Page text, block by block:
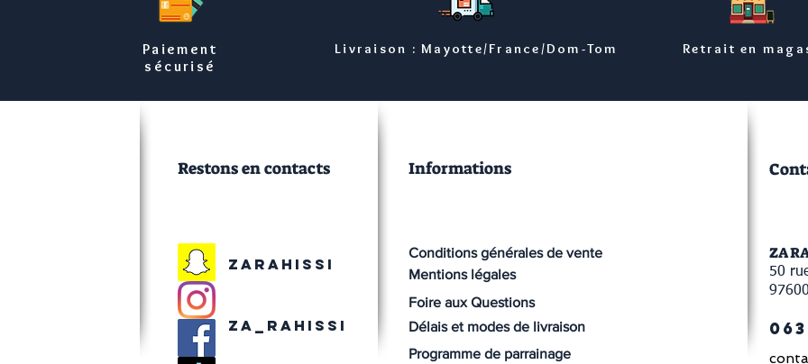
Paiement
sécurisé
Livraison : Mayotte/France/Dom-Tom Retrait en
Conditions générales de vente
Restons en contacts
Zarahissi
Mentions légales
Informations
Foire aux Questions
Délais et modes de livraison
Programme de parrainage
Za_rahissi
ZA
50